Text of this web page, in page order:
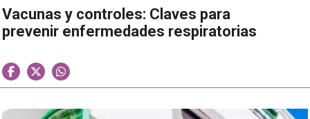
Vacunas y controles: Claves para
prevenir enfermedades respiratorias